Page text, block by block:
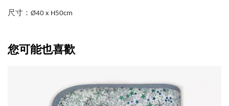
尺寸：Ø40 x H50cm
您可能也喜歡